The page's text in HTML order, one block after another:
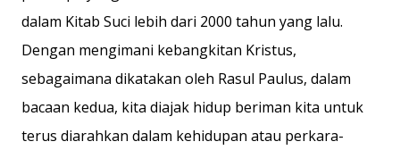
dalam Kitab Suci lebih dari 2000 tahun yang lalu.
Dengan mengimani kebangkitan Kristus,
sebagaimana dikatakan oleh Rasul Paulus, dalam
bacaan kedua, kita diajak hidup beriman kita untuk
terus diarahkan dalam kehidupan atau perkara-